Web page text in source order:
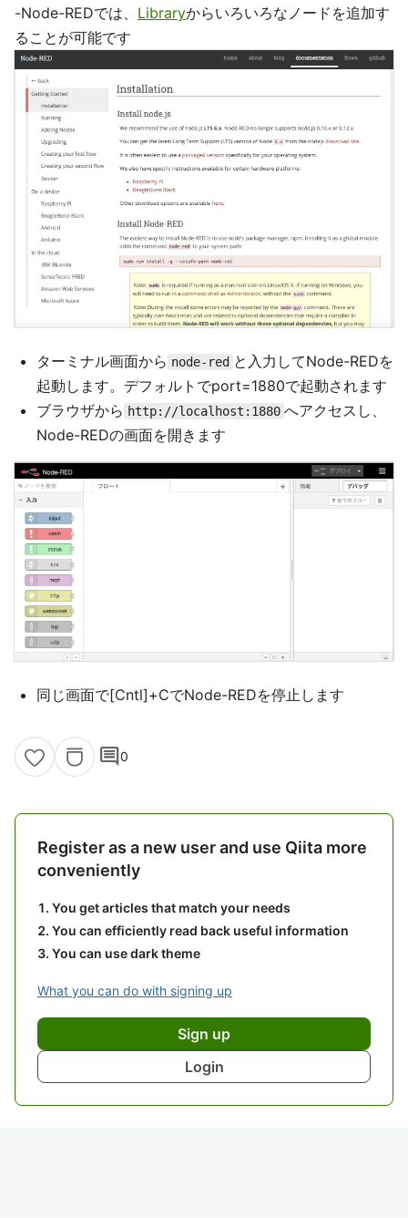
-Node-REDでは、 Libraryからいろいろなノードを追加す
ることが可能です
ターミナル画面から node-red と入力してNode-REDを
起動します。デフォルトでport=1880で起動されます
ブラウザから http://localhost:1880 へアクセスし、
Node-REDの画面を開きます
同じ画面で[Cntl]+CでNode-REDを停止します
comment0
Register as a new user and use Qiita more
conveniently
You get articles that match your needs
You can efficiently read back useful information
You can use dark theme
What you can do with signing up
Sign up
Login